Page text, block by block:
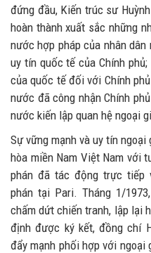
đứng đầu, Kiến trúc sư
hoàn thành xuất sắc những
nước hợp pháp của nhân dân
uy tín quốc tế của Chính
của quốc tế đối với Chính
nước đã công nhận Chính
nước kiến lập quan hệ ngoại
Sự vững mạnh và uy tín
hòa miền Nam Việt Nam với
phán đã tác động trực tiếp
phán tại Pari. Tháng 1/
chấm dứt chiến tranh, lập lại
định được ký kết, đồng chí
đẩy mạnh phối hợp với ngoại